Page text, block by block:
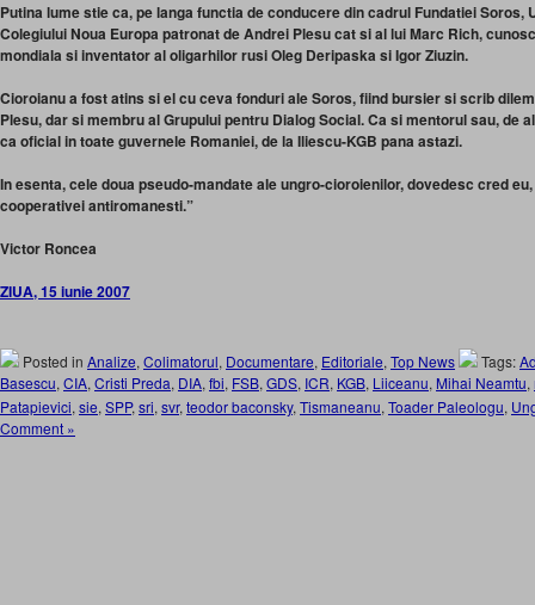
Putina lume stie ca, pe langa functia de conducere din cadrul Fundatiei Soros,
Colegiului Noua Europa patronat de Andrei Plesu cat si al lui Marc Rich,
mondiala si inventator al oligarhilor rusi Oleg Deripaska si Igor Ziuzin.
Cioroianu a fost atins si el cu ceva fonduri ale Soros, fiind bursier si scrib
Plesu, dar si membru al Grupului pentru Dialog Social. Ca si mentorul sau, de
ca oficial in toate guvernele Romaniei, de la Iliescu-KGB pana astazi.
In esenta, cele doua pseudo-mandate ale ungro-cioroienilor, dovedesc cred
cooperativei antiromanesti.”
Victor Roncea
ZIUA, 15 iunie 2007
Posted in Analize, Colimatorul, Documentare, Editoriale, Top News Tags:
Basescu, CIA, Cristi Preda, DIA, fbi, FSB, GDS, ICR, KGB, Liiceanu, Mihai Neamtu,
Patapievici, sie, SPP, sri, svr, teodor baconsky, Tismaneanu, Toader Paleologu,
Comment »